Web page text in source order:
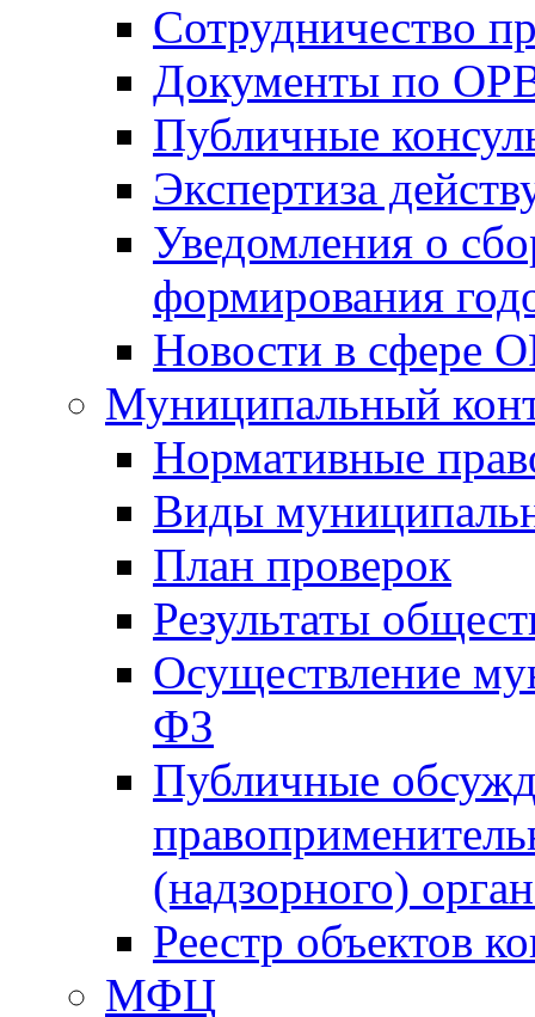
Сотрудничество
Документы по
Публичные
Экспертиза
Уведомления о
формирования
Новости в сфере
Муниципальный
Нормативные
Виды
План проверок
Результаты
Осуществление
ФЗ
Публичные
(надзорного)
Реестр объектов
МФЦ